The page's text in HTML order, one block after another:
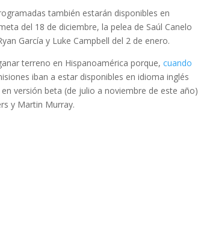
también estarán disponibles en
del 18 de diciembre, la pelea de Saúl Canelo
García y Luke Campbell del 2 de enero.
terreno en Hispanoamérica porque,cuando
iban a estar disponibles en idioma inglés
versión beta (de julio a noviembre de este año)
y Martin Murray.